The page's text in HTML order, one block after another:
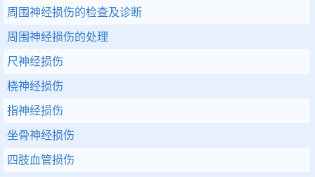
周围神经损伤的检查及诊断
周围神经损伤的处理
尺神经损伤
桡神经损伤
指神经损伤
坐骨神经损伤
四肢血管损伤